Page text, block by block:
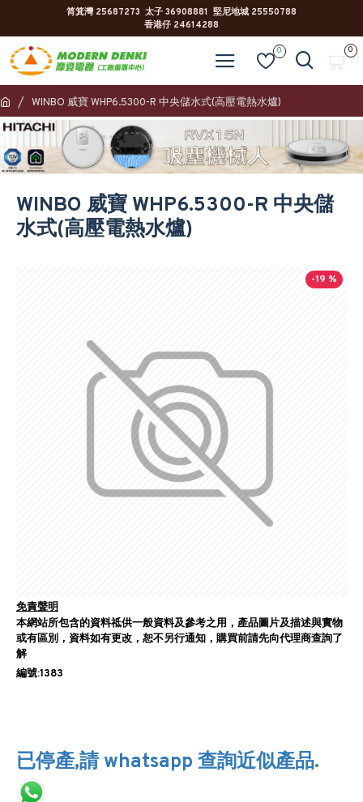
筲箕灣 25687273 太子 36908881 堅尼地城 25550788
香港仔 24614288
0 0
WINBO 威寶 WHP6.5300-R 中央儲水式(高壓電熱水爐)
WINBO 威寶 WHP6.5300-R 中央儲
水式(高壓電熱水爐)
-19 %
免責聲明
本網站所包含的資料祗供一般資料及參考之用，產品圖片及描述與實物
或有區別，資料如有更改，恕不另行通知，購買前請先向代理商查詢了
解
編號:1383
已停產,請 whatsapp 查詢近似產品.